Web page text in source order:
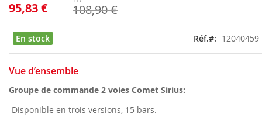
95,83 € 108,90 €
En stock Réf. 12040459
Vue d’ensemble
Groupe de commande 2 voies Comet Sirius:
-Disponible en trois versions, 15 bars.